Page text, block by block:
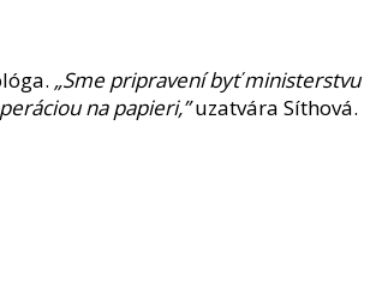
„Sme pripravení byť ministerstvu
na papieri,”uzatvára Síthová.